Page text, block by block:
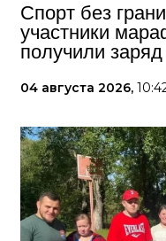
Спорт без
участники
получили
04 августа 2026,